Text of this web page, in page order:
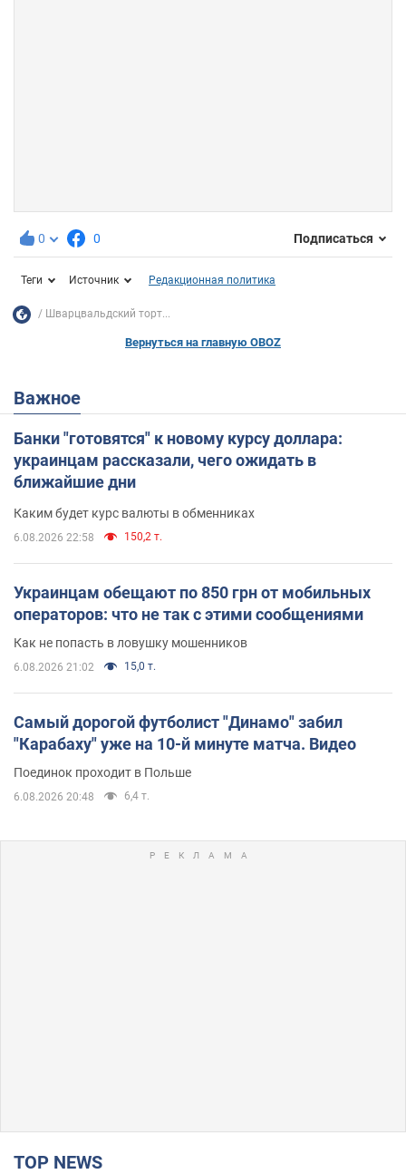
0 0 Подписаться
Теги Источник Редакционная политика
Шварцвальдский торт...
Вернуться на главную OBOZ
Важное
Банки "готовятся" к новому курсу доллара:
украинцам рассказали, чего ожидать в
ближайшие дни
Каким будет курс валюты в обменниках
6.08.2026 22:58 150,2 т.
Украинцам обещают по 850 грн от мобильных
операторов: что не так с этими сообщениями
Как не попасть в ловушку мошенников
6.08.2026 21:02 15,0 т.
Самый дорогой футболист "Динамо" забил
"Карабаху" уже на 10-й минуте матча. Видео
Поединок проходит в Польше
6.08.2026 20:48 6,4 т.
TOP NEWS